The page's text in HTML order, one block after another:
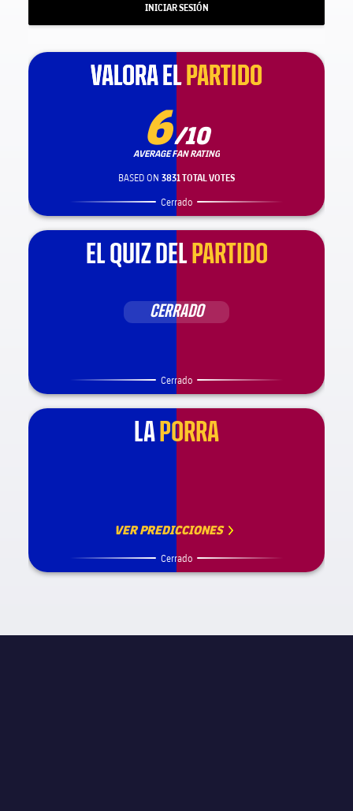
INICIAR SESIÓN
VALORA EL PARTIDO
VALORA EL PARTIDO
6/10
AVERAGE FAN RATING
BASED ON 3831 TOTAL VOTES
Cerrado
EL QUIZ DEL PARTIDO
CERRADO
Cerrado
LA PORRA
VER PREDICCIONES
Cerrado